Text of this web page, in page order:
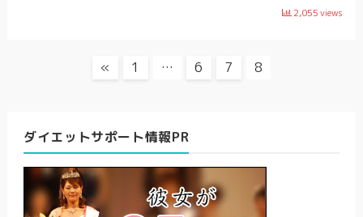
2,055views
« 1 … 6 7 8
ダイエットサポート情報PR